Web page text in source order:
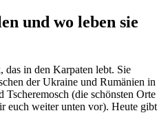
und wo leben sie
in den Karpaten lebt. Sie
der Ukraine und Rumänien in
Tscheremosch (die schönsten Orte
euch weiter unten vor). Heute gibt